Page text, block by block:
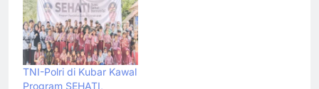
TNI-Polri di Kubar Kawal
Program SEHATI,